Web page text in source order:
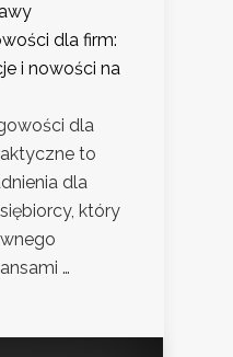
dla firm:
i nowości na
dla
to
dla
który
…